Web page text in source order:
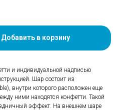
Добавить в корзину
и индивидуальной надписью
Шар состоит из
внутри которого расположен еще
ними находятся конфетти. Такой
эффект. На внешнем шаре